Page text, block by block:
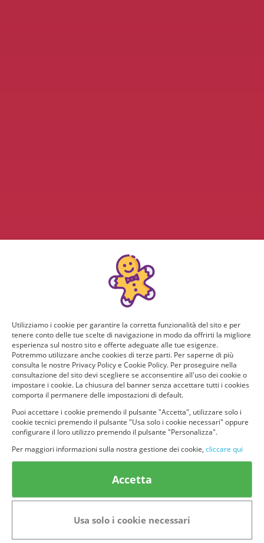
© provaprodottigratis.it 2023 | All Rights Reserved.
Alimenti e bevande
Utilizziamo i cookie per garantire la corretta funzionalità del sito e per
tenere conto delle tue scelte di navigazione in modo da offrirti la migliore
esperienza sul nostro sito e offerte adeguate alle tue esigenze.
Potremmo utilizzare anche cookies di terze parti. Per saperne di più
consulta le nostre Privacy Policy e Cookie Policy. Per proseguire nella
consultazione del sito devi scegliere se acconsentire all'uso dei cookie o
impostare i cookie. La chiusura del banner senza accettare tutti i cookies
comporta il permanere delle impostazioni di default.
Puoi accettare i cookie premendo il pulsante "Accetta", utilizzare solo i
cookie tecnici premendo il pulsante "Usa solo i cookie necessari" oppure
configurare il loro utilizzo premendo il pulsante "Personalizza".
Per maggiori informazioni sulla nostra gestione dei cookie, cliccare qui
Accetta
Usa solo i cookie necessari